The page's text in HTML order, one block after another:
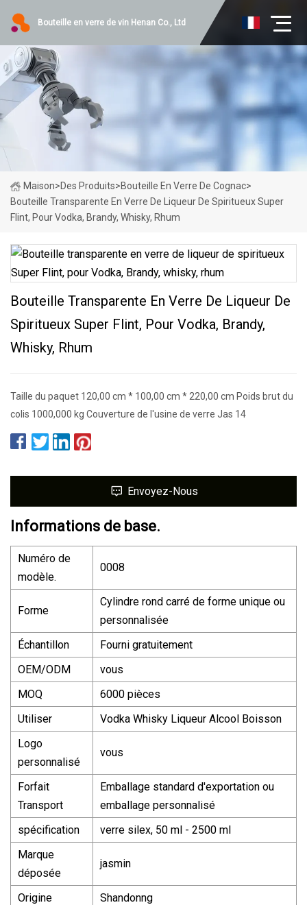
Bouteille en verre de vin Henan Co., Ltd
Maison>Des Produits>Bouteille En Verre De Cognac>
Bouteille Transparente En Verre De Liqueur De Spiritueux Super
Flint, Pour Vodka, Brandy, Whisky, Rhum
Bouteille Transparente En Verre De Liqueur De
Spiritueux Super Flint, Pour Vodka, Brandy,
Whisky, Rhum
Taille du paquet 120,00 cm * 100,00 cm * 220,00 cm Poids brut du
colis 1000,000 kg Couverture de l'usine de verre Jas 14
Envoyez-Nous
Informations de base.
Numéro de
modèle.
0008
Forme
Cylindre rond carré de forme unique ou
personnalisée
Échantillon
Fourni gratuitement
OEM/ODM
vous
MOQ
6000 pièces
Utiliser
Vodka Whisky Liqueur Alcool Boisson
Logo
personnalisé
vous
Forfait
Transport
Emballage standard d'exportation ou
emballage personnalisé
spécification
verre silex, 50 ml - 2500 ml
Marque
déposée
jasmin
Origine
Shandonng